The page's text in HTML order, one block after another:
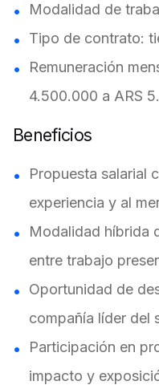
Modalidad de
Tipo de contrato:
Remuneración
4.500.000 a ARS
Beneficios
Propuesta salarial
experiencia y al
Modalidad híbrida
entre trabajo
Oportunidad de
compañía líder del
Participación en
impacto y